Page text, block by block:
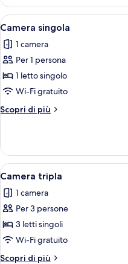
(small)
con
letti
(small)
Apri
tutte
le
foto
per
Camera
singola
8
Camera singola
1 camera
Per 1 persona
1 letto singolo
Wi-Fi gratuito
Scopri di più
Altri
singola
Apri
tutte
le
foto
per
Camera
tripla
12
Camera tripla
1 camera
Per 3 persone
3 letti singoli
Wi-Fi gratuito
Scopri di più
Altri